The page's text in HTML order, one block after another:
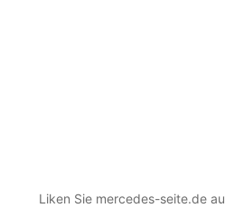
Liken Sie mercedes-seite.de